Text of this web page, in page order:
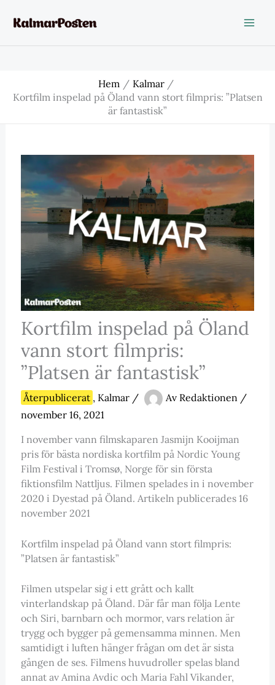
Hem
Kalmar
Kortfilm inspelad på Öland vann stort filmpris: ”Platsen
är fantastisk”
Kortfilm inspelad på Öland
vann stort filmpris:
”Platsen är fantastisk”
Återpublicerat , Kalmar/ Av Redaktionen /
november 16, 2021
I november vann filmskaparen Jasmijn Kooijman
pris för bästa nordiska kortfilm på Nordic Young
Film Festival i Tromsø, Norge för sin första
fiktionsfilm Nattljus. Filmen spelades in i november
2020 i Dyestad på Öland. Artikeln publicerades 16
november 2021
Kortfilm inspelad på Öland vann stort filmpris:
”Platsen är fantastisk”
Filmen utspelar sig i ett grått och kallt
vinterlandskap på Öland. Där får man följa Lente
och Siri, barnbarn och mormor, vars relation är
trygg och bygger på gemensamma minnen. Men
samtidigt i luften hänger frågan om det är sista
gången de ses. Filmens huvudroller spelas bland
annat av Amina Avdic och Maria Fahl Vikander,